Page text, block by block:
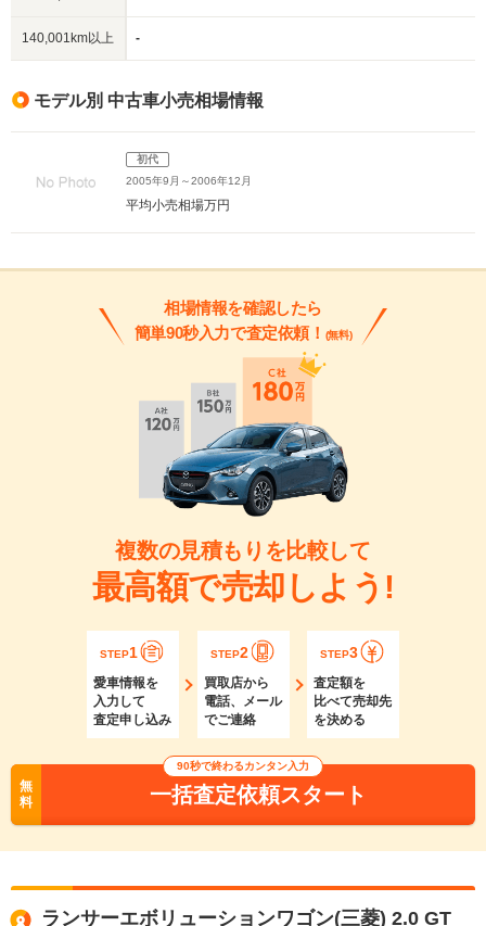
140,001km以上 -
モデル別 中古車小売相場情報
初代
2005年9月～2006年12月
平均小売相場万円
相場情報を確認したら
簡単90秒入力で査定依頼！ (無料)
複数の見積もりを比較して
最高額で売却しよう!
STEP1
愛車情報を
入力して
査定申し込み
STEP2
買取店から
電話、メール
でご連絡
STEP3
査定額を
比べて売却先
を決める
無
料
90秒で終わるカンタン入力
一括査定依頼スタート
ランサーエボリューションワゴン(三菱) 2.0 GT